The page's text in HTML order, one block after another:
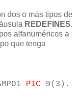
dos o más tipos de
REDEFINES.
alfanuméricos a
que tenga
PIC 9(3).